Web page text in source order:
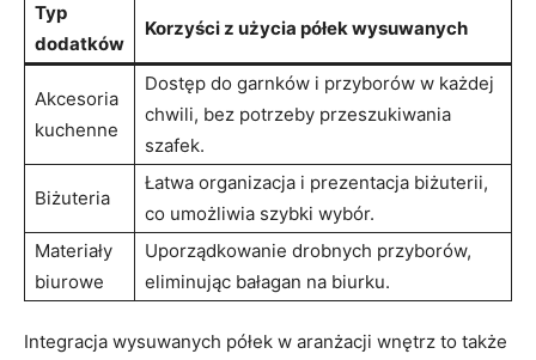
Typ
dodatków
Korzyści z użycia półek wysuwanych
Akcesoria
⁤kuchenne
Dostęp do garnków i przyborów ⁣w każdej‍
chwili, bez potrzeby przeszukiwania
szafek.
Biżuteria
Łatwa organizacja i⁤ prezentacja biżuterii,
co umożliwia szybki wybór.
Materiały
biurowe
Uporządkowanie drobnych przyborów,
eliminując‌ bałagan⁣ na biurku.
Integracja ‍wysuwanych półek w aranżacji wnętrz to ‍także